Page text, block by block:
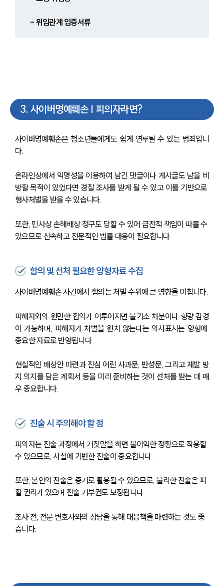
- 위임관계 입증서류
3. 사이버명예훼손 | 피의자라면?
사이버명예훼손은 청소년들에게도 쉽게 연루될 수 있는 범죄입니
다.
온라인상에서 익명성을 이용하여 남긴 댓글이나 게시글도 남을 비
방할 목적이 있었다면 경찰 조사를 받게 될 수 있고 이를 기반으로
형사처벌을 받을 수 있습니다.
또한, 민사상 손해배상 청구도 당할 수 있어 금전적 책임이 따를 수
있으므로 신속하고 전문적인 법률 대응이 필요합니다.
합의 및 선처 필요한 양형자료 수집
사이버명예훼손 사건에서 합의는 처벌 수위에 큰 영향을 미칩니다.
피해자와의 원만한 합의가 이루어지면 불기소 처분이나 형량 감경
이 가능하며, 피해자가 처벌을 원치 않는다는 의사표시는 양형에
중요한 자료로 반영됩니다.
현실적인 배상안 마련과 진심 어린 사과문, 반성문, 그리고 재발 방
지 의지를 담은 계획서 등을 미리 준비하는 것이 선처를 받는 데 매
우 중요합니다.
진술 시 주의해야 할 점
피의자는 진술 과정에서 거짓말을 하면 불이익한 정황으로 작용할
수 있으므로, 사실에 기반한 진술이 중요합니다.
또한, 본인의 진술은 증거로 활용될 수 있으므로, 불리한 진술은 피
할 권리가 있으며 진술 거부권도 보장됩니다.
조사 전, 전문 변호사와의 상담을 통해 대응책을 마련하는 것도 좋
습니다.